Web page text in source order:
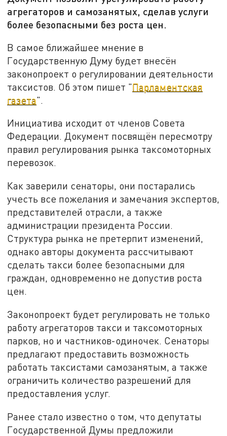
агрегаторов и самозанятых, сделав услуги
более безопасными без роста цен.
В самое ближайшее мнение в
Государственную Думу будет внесён
законопроект о регулировании деятельности
таксистов. Об этом пишет "Парламентская
газета".
Инициатива исходит от членов Совета
Федерации. Документ посвящён пересмотру
правил регулирования рынка таксомоторных
перевозок.
Как заверили сенаторы, они постарались
учесть все пожелания и замечания экспертов,
представителей отрасли, а также
администрации президента России.
Структура рынка не претерпит изменений,
однако авторы документа рассчитывают
сделать такси более безопасными для
граждан, одновременно не допустив роста
цен.
Законопроект будет регулировать не только
работу агрегаторов такси и таксомоторных
парков, но и частников-одиночек. Сенаторы
предлагают предоставить возможность
работать таксистами самозанятым, а также
ограничить количество разрешений для
предоставления услуг.
Ранее стало известно о том, что депутаты
Государственной Думы предложили